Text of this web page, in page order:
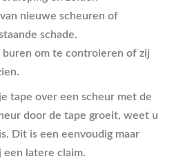
van nieuwe scheuren of
schade.
buren om te controleren of zij
tape over een scheur met de
door de tape groeit, weet u
Dit is een eenvoudig maar
latere claim.